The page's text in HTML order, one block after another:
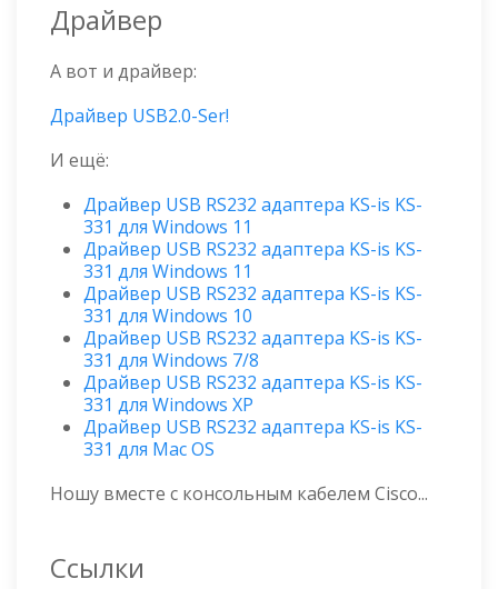
Драйвер
А вот и драйвер:
Драйвер USB2.0-Ser!
И ещё:
Драйвер USB RS232 адаптера KS-is KS-
331 для Windows 11
Драйвер USB RS232 адаптера KS-is KS-
331 для Windows 11
Драйвер USB RS232 адаптера KS-is KS-
331 для Windows 10
Драйвер USB RS232 адаптера KS-is KS-
331 для Windows 7/8
Драйвер USB RS232 адаптера KS-is KS-
331 для Windows XP
Драйвер USB RS232 адаптера KS-is KS-
331 для Mac OS
Ношу вместе с консольным кабелем Cisco...
Ссылки